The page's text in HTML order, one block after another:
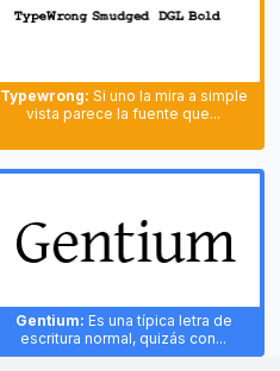
Typewrong: Si uno la mira a simple
vista parece la fuente que...
Gentium: Es una típica letra de
escritura normal, quizás con...